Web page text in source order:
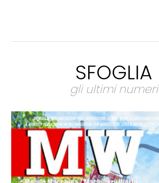
SFOGLIA
gli ultimi numeri